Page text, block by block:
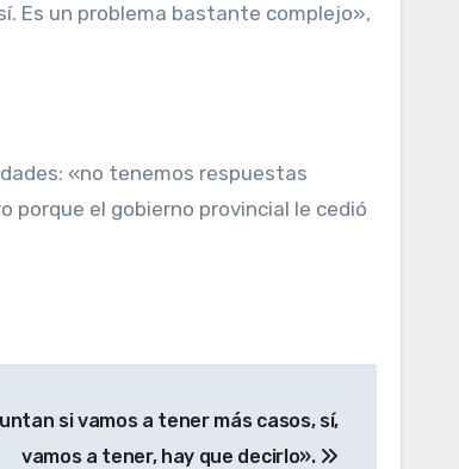
Es un problema bastante complejo»,
«no tenemos respuestas
porque el gobierno provincial le cedió
si vamos a tener más casos, sí,
vamos a tener, hay que decirlo».